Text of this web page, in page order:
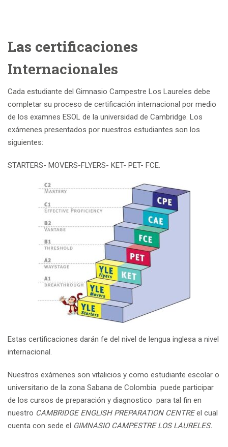
Las certificaciones
Internacionales
Cada estudiante del Gimnasio Campestre Los Laureles debe
completar su proceso de certificación internacional por medio
de los examnes ESOL de la universidad de Cambridge. Los
exámenes presentados por nuestros estudiantes son los
siguientes:
STARTERS- MOVERS-FLYERS- KET- PET- FCE.
Estas certificaciones darán fe del nivel de lengua inglesa a nivel
internacional.
Nuestros exámenes son vitalicios y como estudiante escolar o
universitario de la zona Sabana de Colombia puede participar
de los cursos de preparación y diagnostico para tal fin en
nuestro CAMBRIDGE ENGLISH PREPARATION CENTREel cual
cuenta con sede el GIMNASIO CAMPESTRE LOS LAURELES.